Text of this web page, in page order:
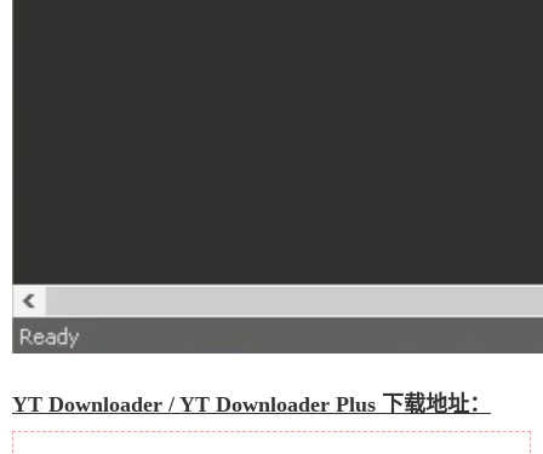
YT Downloader / YT Downloader Plus 下载地址：